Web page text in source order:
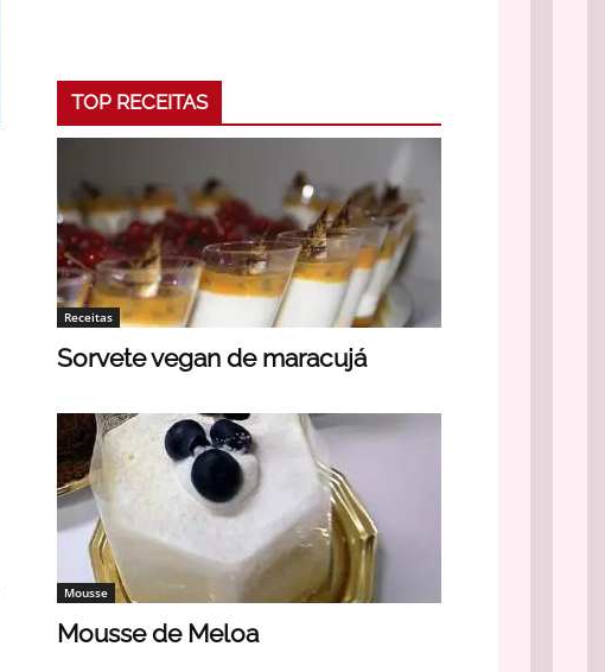
TOP RECEITAS
Receitas
Sorvete vegan de maracujá
Mousse
Mousse de Meloa